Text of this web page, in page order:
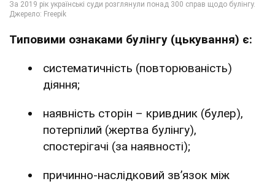
Типовими ознаками булінгу (цькування) є:
систематичність (повторюваність)
діяння;
наявність сторін – кривдник (булер),
потерпілий (жертва булінгу),
спостерігачі (за наявності);
причинно-наслідковий зв’язок між